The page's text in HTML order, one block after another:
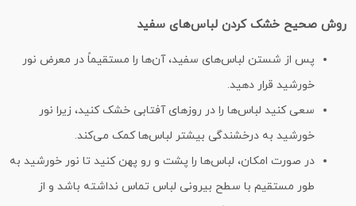
روش صحیح خشک کردن لباس‌های سفید
پس از شستن لباس‌های سفید، آن‌ها را مستقیماً در معرض نور
خورشید قرار دهید.
سعی کنید لباس‌ها را در روزهای آفتابی خشک کنید، زیرا نور
خورشید به درخشندگی بیشتر لباس‌ها کمک می‌کند.
در صورت امکان، لباس‌ها را پشت و رو پهن کنید تا نور خورشید به
طور مستقیم با سطح بیرونی لباس تماس نداشته باشد و از